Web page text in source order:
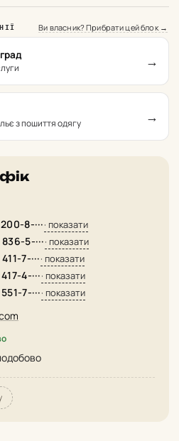
Ви власник? Прибрати цей блок →
→
з пошиття одягу →
8-···· показати
5-···· показати
7-···· показати
4-···· показати
7-···· показати